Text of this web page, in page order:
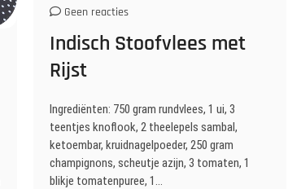
Geen reacties
Indisch Stoofvlees met
Rijst
Ingrediënten: 750 gram rundvlees, 1 ui, 3
teentjes knoflook, 2 theelepels sambal,
ketoembar, kruidnagelpoeder, 250 gram
champignons, scheutje azijn, 3 tomaten, 1
blikje tomatenpuree, 1…